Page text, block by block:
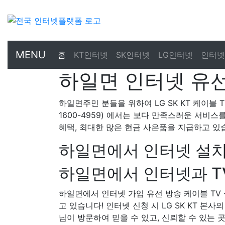
MENU 홈 KT인터넷 SK인터넷 LG인터넷 인터
하일면 인터넷 유
하일면주민 분들을 위하여 LG SK KT 케이블
1600-4959) 에서는 보다 만족스러운 서비스
혜택, 최대한 많은 현금 사은품을 지급하고 있
하일면에서 인터넷 설
하일면에서 인터넷과
하일면에서 인터넷 가입 유선 방송 케이블
고 있습니다! 인터넷 신청 시 LG SK KT 본사
님이 방문하여 믿을 수 있고, 신뢰할 수 있는